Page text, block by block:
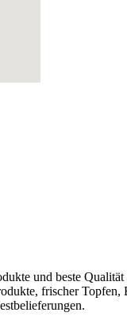
und beste
frischer